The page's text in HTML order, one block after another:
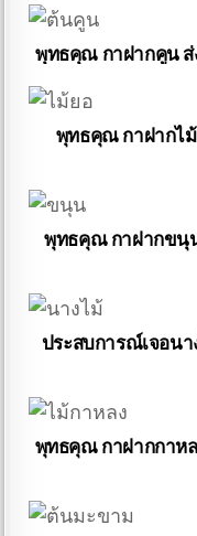
พุทธคุณ กาฝากคูน ส่
พุทธคุณ กาฝากไ
พุทธคุณ กาฝากขนุ
ประสบการณ์เจอน
พุทธคุณ กาฝากกาหล